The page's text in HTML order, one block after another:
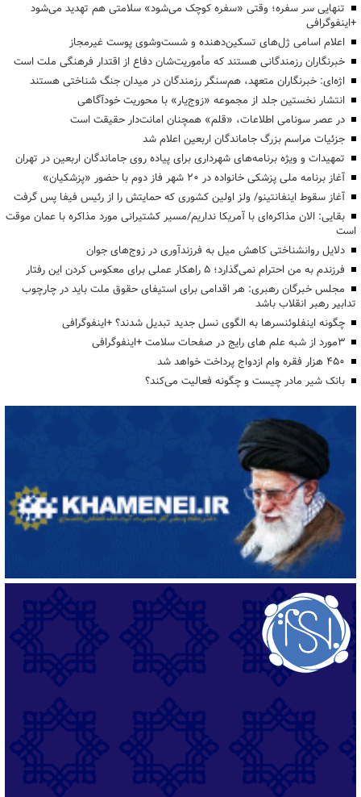
تنهایی سر سفره؛ وقتی «سفره کوچک می‌شود» سلامتی هم تهدید می‌شود
+اینفوگرافی
اعلام اسامی ژل‌های تسکین‌دهنده و شست‌وشوی پوست غیرمجاز
خبرنگاران رزمندگانی هستند که مأموریت‌شان دفاع از اقتدار فرهنگی ملت است
اژه‌ای: خبرنگاران متعهد، هم‌سنگر رزمندگان در میدان جنگ شناختی هستند
انتشار نخستین جلد از مجموعه «زوج‌یار» با محوریت خودآگاهی
در عصر سونامی اطلاعات، «قلم» همچنان امانت‌دار حقیقت است
جزئیات مراسم بزرگ جاماندگان اربعین اعلام شد
تمهیدات و ویژه برنامه‌های شهرداری برای پیاده روی جاماندگان اربعین در تهران
آغاز برنامه ملی پزشکی خانواده در ۲۰ شهر فاز دوم با حضور «پزشکیان»
آغاز سقوط اینفانتینو/ ولز اولین کشوری که حمایتش را از رئیس فیفا پس گرفت
بقایی: الان مذاکره‌ای با آمریکا نداریم/مسیر کشتیرانی مورد مذاکره با عمان موقت
است
دلایل روانشناختی کاهش میل به فرزندآوری در زوج‌های جوان
فرزندم به من احترام نمی‌گذارد؛ ۵ راهکار عملی برای معکوس کردن این رفتار
مجلس خبرگان رهبری: هر اقدامی برای استیفای حقوق ملت باید در چارچوب
تدابیر رهبر انقلاب باشد
چگونه اینفلوئنسرها به الگوی نسل جدید تبدیل شدند؟ +اینفوگرافی
3مورد از شبه علم های رایج در صفحات سلامت +اینفوگرافی
۴۵۰ هزار فقره وام ازدواج پرداخت خواهد شد
بانک شیر مادر چیست و چگونه فعالیت می‌کند؟